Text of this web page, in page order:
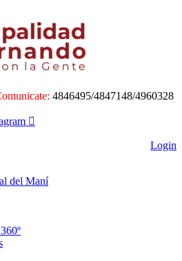
4846495/4847148/4960328
Login
del Maní